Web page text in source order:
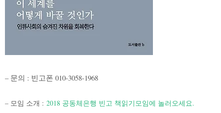
– 문의 : 빈고폰 010-3058-1968
– 모임 소개 : 2018 공동체은행 빈고 책읽기모임에 놀러오세요.